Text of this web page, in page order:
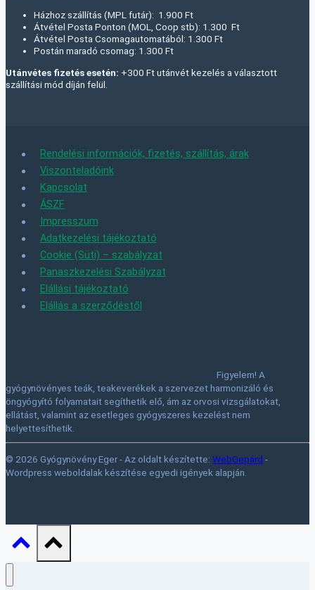
Házhoz szállítás (MPL futár): 1.900 Ft
Átvétel Posta Ponton (MOL, Coop stb): 1.300 Ft
Átvétel Posta Csomagautomatából: 1.300 Ft
Postán maradó csomag: 1.300 Ft
Utánvétes fizetés esetén: +300 Ft utánvét kezelés a választott
szállítási mód díján felül.
Rendelési információk, fizetés, szállítás, árak
Viszonteladóink
Kapcsolat
ÁSZF
Impresszum
Adatkezelési tájékoztató
Cookie (Süti) – szabályzat
Panaszkezelési Szabályzat
Elállási tájékoztató
Elállás a szerződéstől
Figyelem! A
gyógynövényes teák, teakeverékek a szervezet harmonizáló és
öngyógyító folyamatait segíthetik elő, ám az orvosi vizsgálatokat,
ellátást, valamint az esetleges gyógyszeres kezelést nem
helyettesíthetik.
© 2026 Gyógynövény Eger - Az oldalt készítette: WebGepárd -
Wordpress weboldalak készítése egyedi igények alapján.